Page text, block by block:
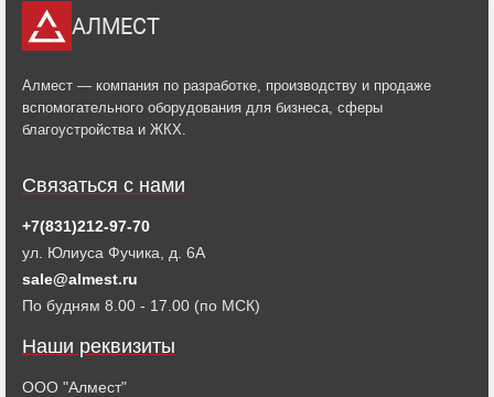
АЛМЕСТ
Алмест — компания по разработке, производству и продаже
вспомогательного оборудования для бизнеса, сферы
благоустройства и ЖКХ.
Связаться с нами
+7(831)212-97-70
ул. Юлиуса Фучика, д. 6А
sale@almest.ru
По будням 8.00 - 17.00 (по МСК)
Наши реквизиты
ООО "Алмест"